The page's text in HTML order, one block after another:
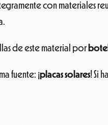
con
de este material por
fuente: ¡placas solares! Si